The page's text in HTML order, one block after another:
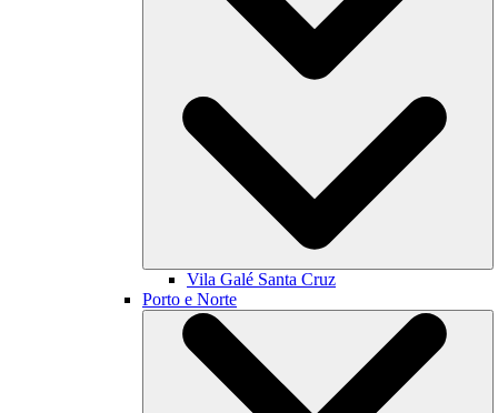
Vila Galé Santa Cruz
Porto e Norte